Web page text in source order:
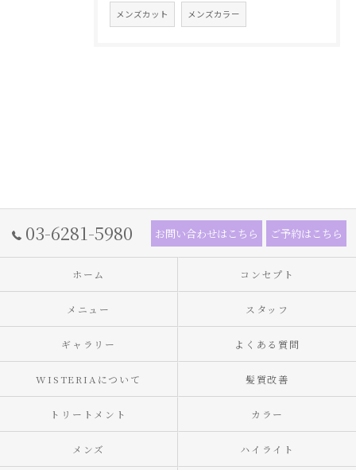
メンズカット メンズカラー
03-6281-5980 お問い合わせはこちら ご予約はこちら
ホーム コンセプト
メニュー スタッフ
ギャラリー よくある質問
WISTERIAについて 髪質改善
トリートメント カラー
メンズ ハイライト